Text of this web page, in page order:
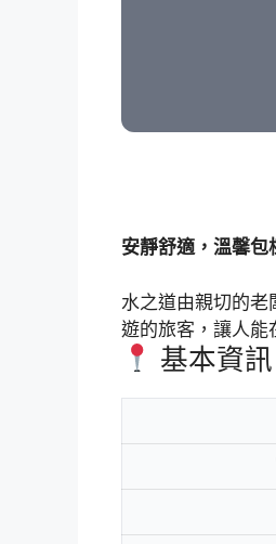
安靜舒適，溫馨包
水之道由親切的
遊的旅客，讓人能
基本資訊